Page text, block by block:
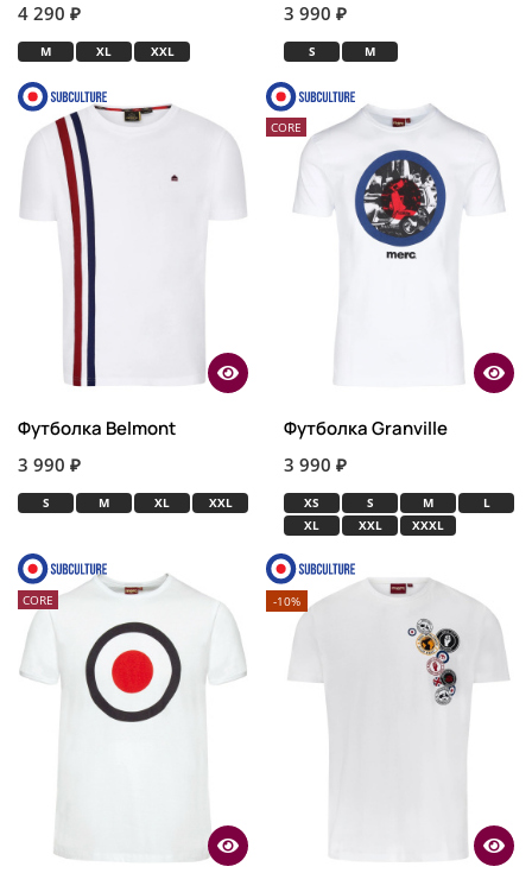
4 290 ₽
M XL XXL
3 990 ₽
S M
Футболка Belmont
3 990 ₽
S M XL XXL
CORE
Футболка Granville
3 990 ₽
XS S M
L
XL
XXL XXXL
CORE -10%